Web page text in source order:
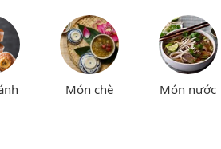
Món chè Món nước